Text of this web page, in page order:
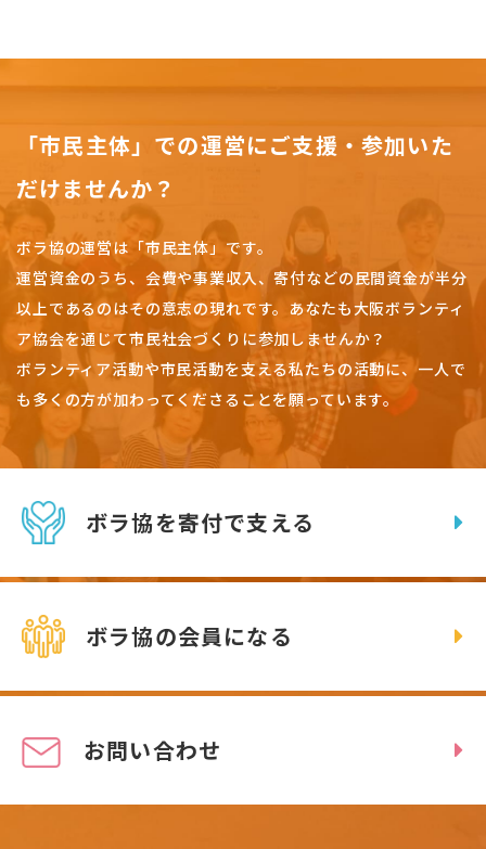
「市民主体」での運営にご支援・参加いた
だけませんか？
ボラ協の運営は「市民主体」です。
運営資金のうち、会費や事業収入、寄付などの民間資金が半分
以上であるのはその意志の現れです。 あなたも大阪ボランティ
ア協会を通じて市民社会づくりに参加しませんか？
ボランティア活動や市民活動を支える私たちの活動に、一人で
も多くの方が加わってくださることを願っています。
ボラ協を寄付で支える
ボラ協の会員になる
お問い合わせ